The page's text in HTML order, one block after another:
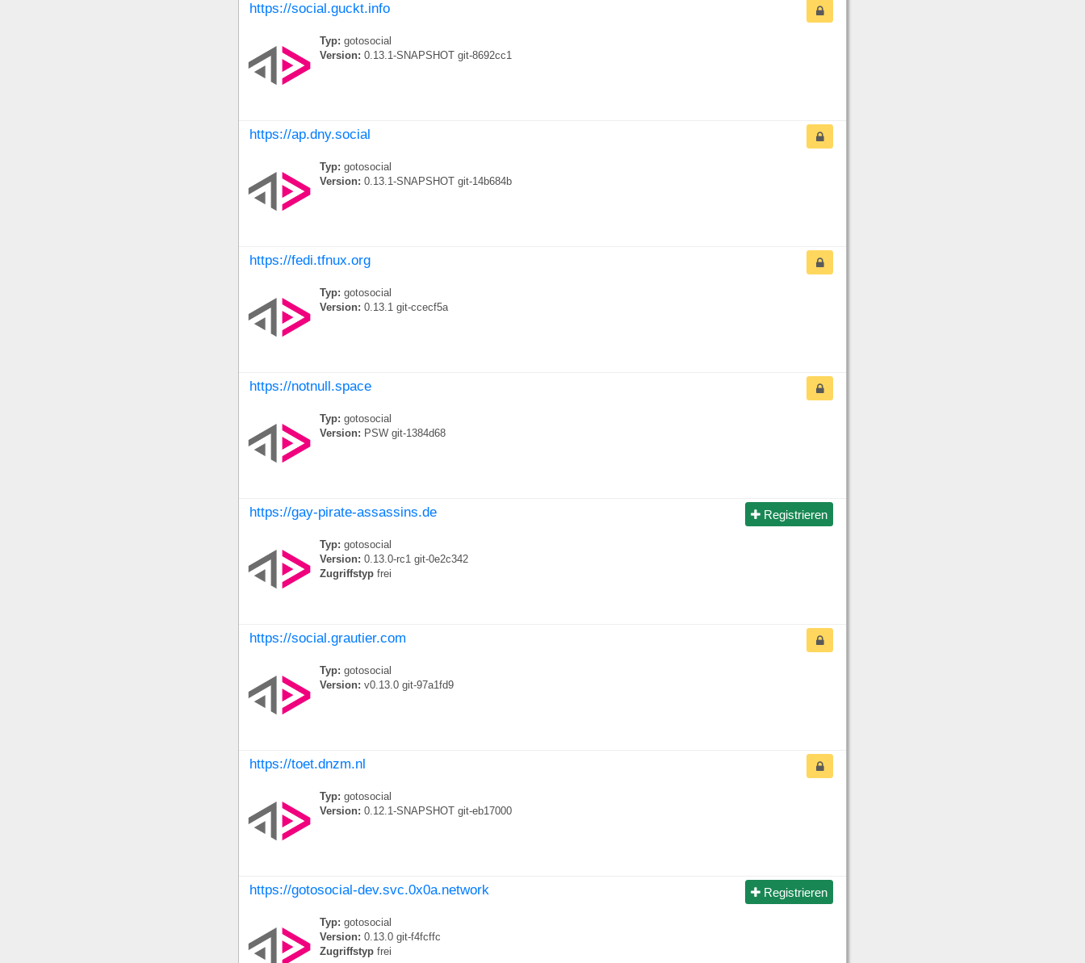
https://social.guckt.info
Typ: gotosocial
Version: 0.13.1-SNAPSHOT git-8692cc1
https://ap.dny.social
Typ: gotosocial
Version: 0.13.1-SNAPSHOT git-14b684b
https://fedi.tfnux.org
Typ: gotosocial
Version: 0.13.1 git-ccecf5a
https://notnull.space
Typ: gotosocial
Version: PSW git-1384d68
Registrieren
https://gay-pirate-assassins.de
Typ: gotosocial
Version: 0.13.0-rc1 git-0e2c342
Zugriffstyp frei
https://social.grautier.com
Typ: gotosocial
Version: v0.13.0 git-97a1fd9
https://toet.dnzm.nl
Typ: gotosocial
Version: 0.12.1-SNAPSHOT git-eb17000
Registrieren
https://gotosocial-dev.svc.0x0a.network
Typ: gotosocial
Version: 0.13.0 git-f4fcffc
Zugriffstyp frei